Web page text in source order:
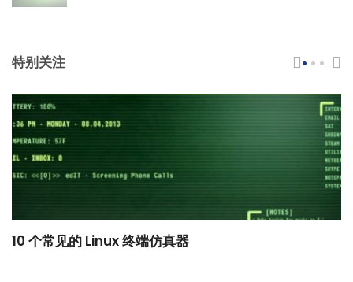
特别关注
10 个常见的 Linux 终端仿真器